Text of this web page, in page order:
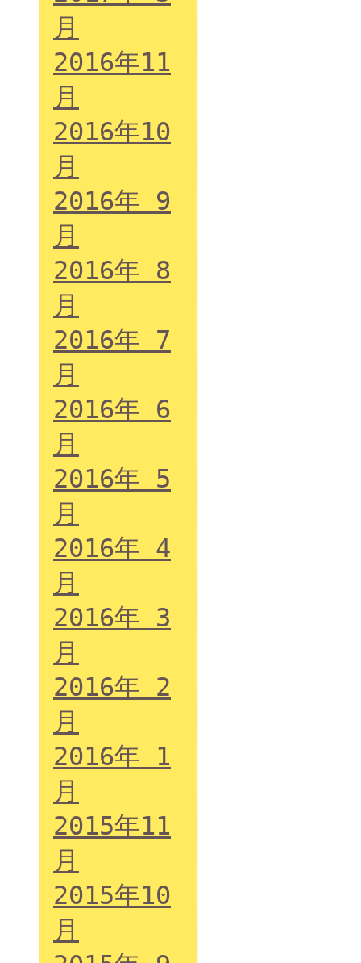
月
2016年11
月
2016年10
月
2016年 9
月
2016年 8
月
2016年 7
月
2016年 6
月
2016年 5
月
2016年 4
月
2016年 3
月
2016年 2
月
2016年 1
月
2015年11
月
2015年10
月